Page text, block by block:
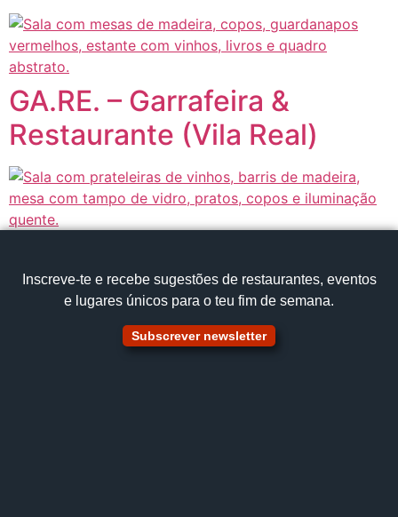
GA.RE. – Garrafeira &
Restaurante (Vila Real)
Inscreve‑te e recebe sugestões de restaurantes, eventos
e lugares únicos para o teu fim de semana.
Subscrever newsletter